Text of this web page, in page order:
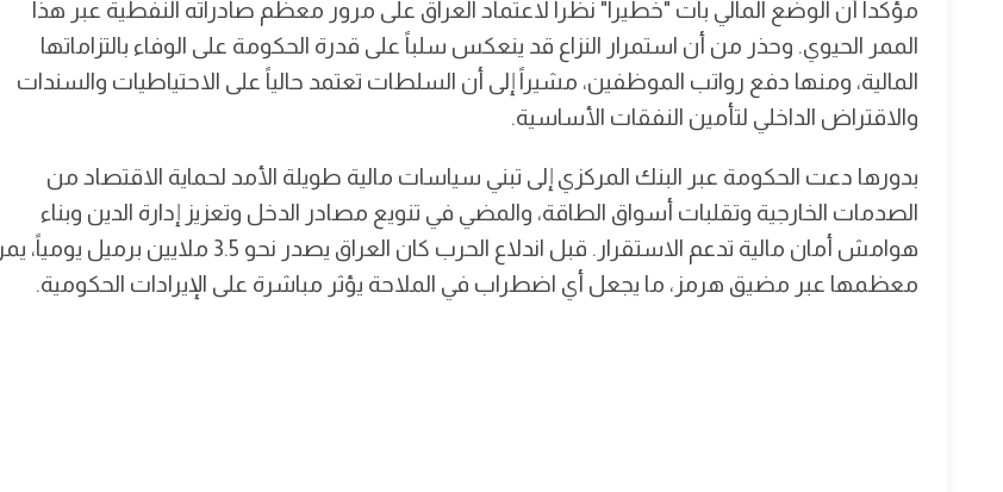
مؤكداً أن الوضع المالي بات "خطيراً" نظراً لاعتماد العراق على مرور معظم صادراته النفطية عبر هذا
الممر الحيوي. وحذر من أن استمرار النزاع قد ينعكس سلباً على قدرة الحكومة على الوفاء بالتزاماتها
المالية، ومنها دفع رواتب الموظفين، مشيراً إلى أن السلطات تعتمد حالياً على الاحتياطيات والسندات
والاقتراض الداخلي لتأمين النفقات الأساسية.
بدورها دعت الحكومة عبر البنك المركزي إلى تبني سياسات مالية طويلة الأمد لحماية الاقتصاد من
الصدمات الخارجية وتقلبات أسواق الطاقة، والمضي في تنويع مصادر الدخل وتعزيز إدارة الدين وبناء
هوامش أمان مالية تدعم الاستقرار. قبل اندلاع الحرب كان العراق يصدر نحو 3.5 ملايين برميل يومياً، يمر
معظمها عبر مضيق هرمز، ما يجعل أي اضطراب في الملاحة يؤثر مباشرة على الإيرادات الحكومية.